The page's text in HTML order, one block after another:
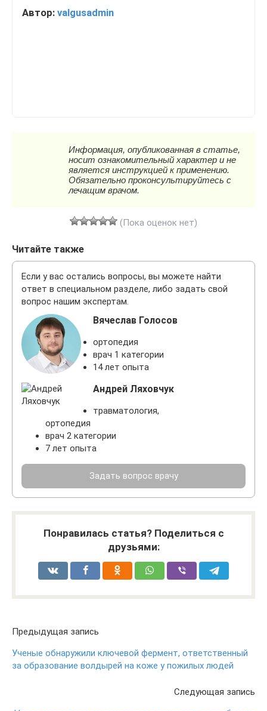
Автор: valgusadmin
(Пока оценок нет)
Читайте также
Если у вас остались вопросы, вы можете найти
ответ в специальном разделе, либо задать свой
вопрос нашим экспертам.
Вячеслав Голосов
ортопедия
врач 1 категории
14 лет опыта
Андрей Ляховчук
травматология,
ортопедия
врач 2 категории
7 лет опыта
Задать вопрос врачу
Понравилась статья? Поделиться с
друзьями:
Предыдущая запись
Ученые обнаружили ключевой фермент, ответственный
за образование волдырей на коже у пожилых людей
Следующая запись